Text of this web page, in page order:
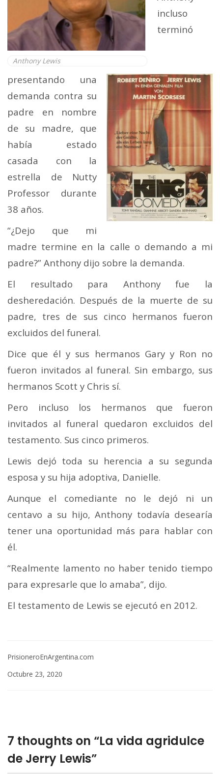
Anthony Lewis
incluso
terminó
presentando una
demanda contra su
padre en nombre
de su madre, que
había estado
casada con la
estrella de Nutty
Professor durante
38 años.
“¿Dejo que mi
madre termine en la calle o demando a mi
padre?” Anthony dijo sobre la demanda.
El resultado para Anthony fue la
desheredación. Después de la muerte de su
padre, tres de sus cinco hermanos fueron
excluidos del funeral.
Dice que él y sus hermanos Gary y Ron no
fueron invitados al funeral. Sin embargo, sus
hermanos Scott y Chris sí.
Pero incluso los hermanos que fueron
invitados al funeral quedaron excluidos del
testamento. Sus cinco primeros.
Lewis dejó toda su herencia a su segunda
esposa y su hija adoptiva, Danielle.
Aunque el comediante no le dejó ni un
centavo a su hijo, Anthony todavía desearía
tener una oportunidad más para hablar con
él.
“Realmente lamento no haber tenido tiempo
para expresarle que lo amaba”, dijo.
El testamento de Lewis se ejecutó en 2012.
PrisioneroEnArgentina.com
Octubre 23, 2020
7 thoughts on “La vida agridulce
de Jerry Lewis”